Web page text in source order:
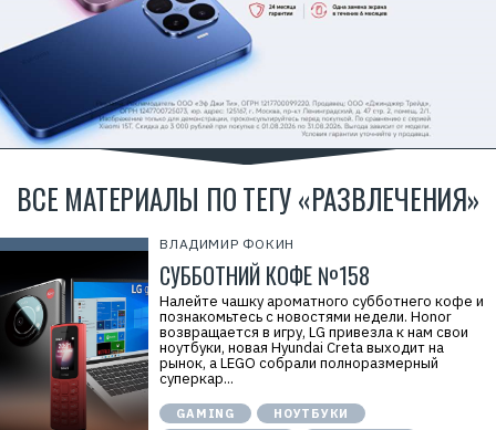
ВСЕ МАТЕРИАЛЫ ПО ТЕГУ «РАЗВЛЕЧЕНИЯ»
ВЛАДИМИР ФОКИН
СУББОТНИЙ КОФЕ №158
Налейте чашку ароматного субботнего кофе и
познакомьтесь с новостями недели. Honor
возвращается в игру, LG привезла к нам свои
ноутбуки, новая Hyundai Creta выходит на
рынок, а LEGO собрали полноразмерный
суперкар...
GAMING
НОУТБУКИ